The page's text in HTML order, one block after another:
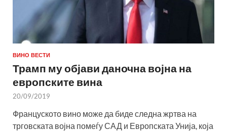
ВИНО ВЕСТИ
Трамп му објави даночна војна на
европските вина
20/09/2019
Француското вино може да биде следна жртва на
трговската војна помеѓу САД и Европската Унија, која